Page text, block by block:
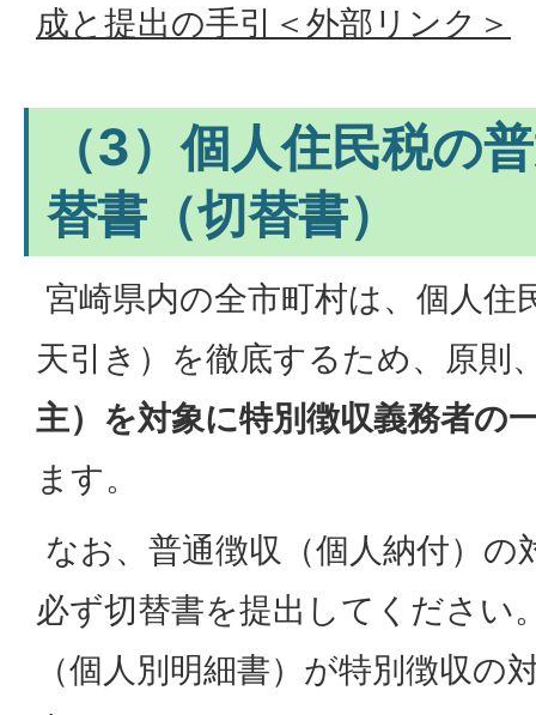
成と提出の手引＜外部リンク＞
（3）個人住民税の
替書（切替書）
宮崎県内の全市町村は、個人住
天引き）を徹底するため、原則
主）を対象に特別徴収義務者の
ます。
なお、普通徴収（個人納付）の
必ず切替書を提出してください
（個人別明細書）が特別徴収の